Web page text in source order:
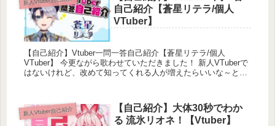
🐕👾🐕👾🐕👾🐕👾🐕👾🐕👾🐕👾
👇素敵な本家様
自己紹介【蒼星リテラ/個人
VTuber】
【自己紹介】Vtuber一問一答自己紹介【蒼星リテラ/個人
VTuber】 今更ながら歌わせていただきました！ 新人VTuberで
はないけれど、改めて知ってくれる人が増えたらいいな～とい
新人Vtuber自己紹介
【自己紹介】大体30秒でわか
る 流氷リオネ！【Vtuber】